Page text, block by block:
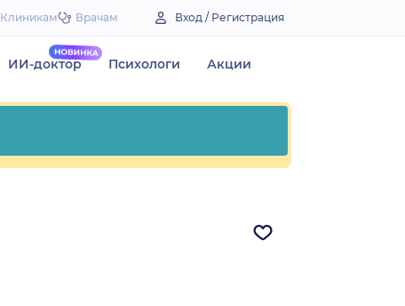
Клиникам Врачам Вход / Регистрация
ИИ-доктор Психологи Акции